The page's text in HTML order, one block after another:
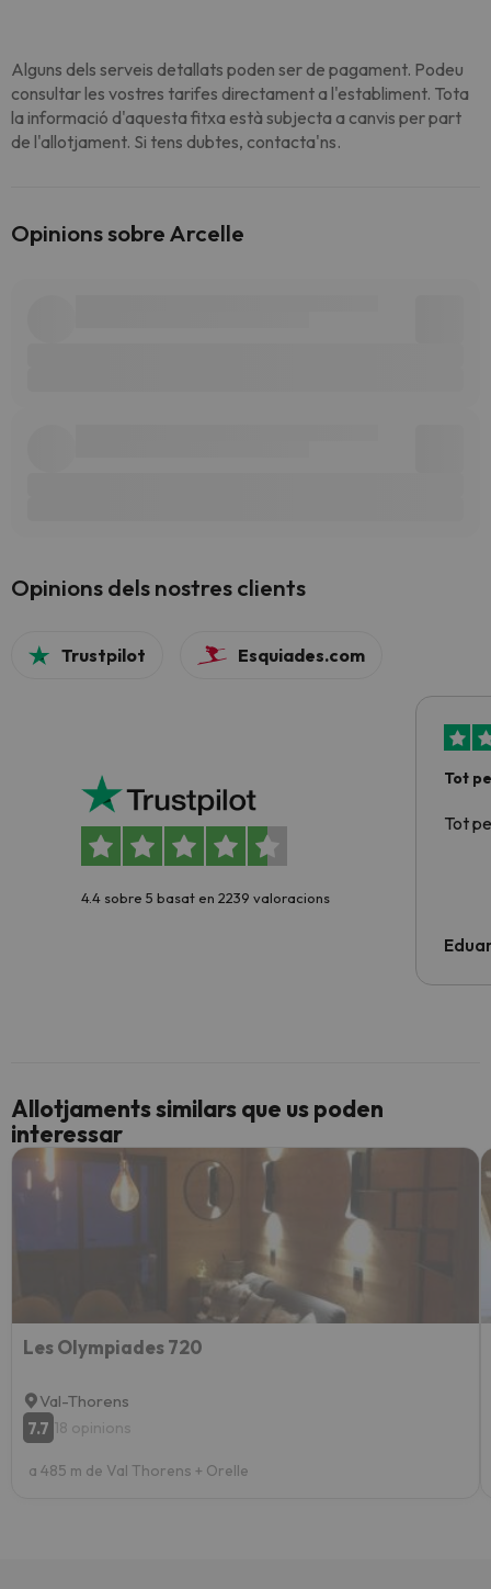
Alguns dels serveis detallats poden ser de pagament. Podeu
consultar les vostres tarifes directament a l'establiment. Tota
la informació d'aquesta fitxa està subjecta a canvis per part
de l'allotjament. Si tens dubtes, contacta'ns.
Opinions sobre Arcelle
Opinions dels nostres clients
Trustpilot Esquiades.com
4.4 sobre 5 basat en 2239 valoracions
Tot
Tot
Allotjaments similars que us poden
interessar
Les Olympiades 720
Val-Thorens
7.7 18 opinions
a 485 m de Val Thorens + Orelle